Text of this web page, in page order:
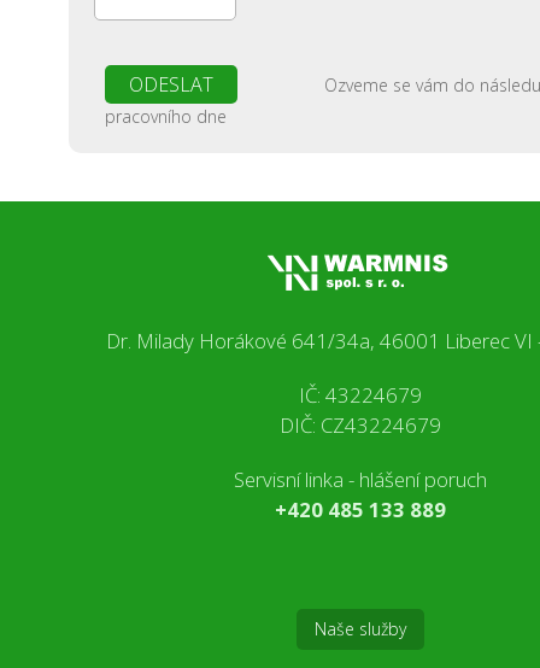
Ozveme se vám do
pracovního dne
Dr. Milady Horákové 641/34a, 46001 Liberec VI
IČ: 43224679
DIČ: CZ43224679
Servisní linka - hlášení poruch
+420 485 133 889
Naše služby